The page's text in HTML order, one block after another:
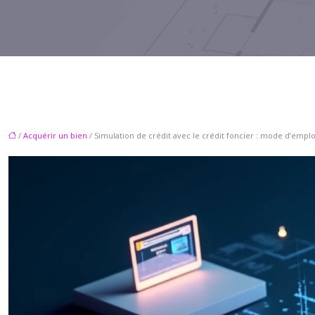
/ Acquérir un bien / Simulation de crédit avec le crédit foncier : mode